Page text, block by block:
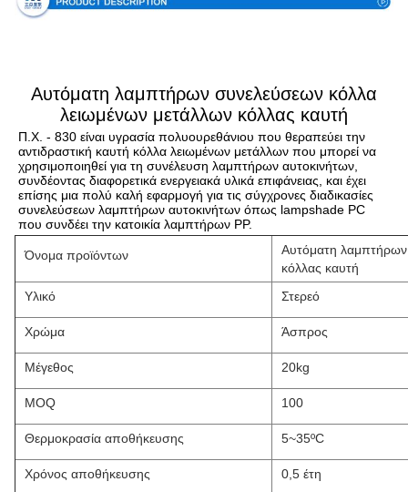
Αυτόματη λαμπτήρων συνελεύσεων κόλλα
λειωμένων μετάλλων κόλλας καυτή
Π.Χ. - 830 είναι υγρασία πολυουρεθάνιου που θεραπεύει την
αντιδραστική καυτή κόλλα λειωμένων μετάλλων που μπορεί να
χρησιμοποιηθεί για τη συνέλευση λαμπτήρων αυτοκινήτων,
συνδέοντας διαφορετικά ενεργειακά υλικά επιφάνειας, και έχει
επίσης μια πολύ καλή εφαρμογή για τις σύγχρονες διαδικασίες
συνελεύσεων λαμπτήρων αυτοκινήτων όπως lampshade PC
που συνδέει την κατοικία λαμπτήρων PP.
Όνομα προϊόντων
Αυτόματη
κόλλας καυτή
Υλικό
Στερεό
Χρώμα Άσπρος
Μέγεθος 20kg
MOQ 100
Θερμοκρασία αποθήκευσης 5~35ºC
Χρόνος αποθήκευσης 0,5 έτη